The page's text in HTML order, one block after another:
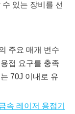
있는 장비를 선
주요 매개 변수
접 요구를 충족
70J 이내로 유
속 레이저 용접기